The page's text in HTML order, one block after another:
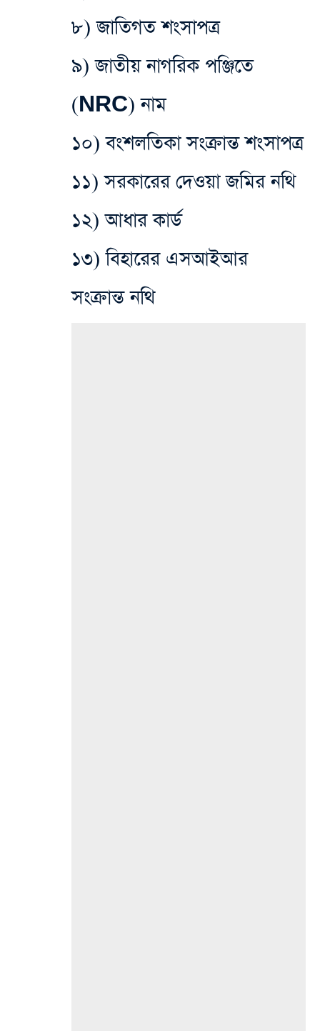
৮) জাতিগত শংসাপত্র
৯) জাতীয় নাগরিক পঞ্জিতে
(NRC) নাম
১০) বংশলতিকা সংক্রান্ত শংসাপত্র
১১) সরকারের দেওয়া জমির নথি
১২) আধার কার্ড
১৩) বিহারের এসআইআর
সংক্রান্ত নথি